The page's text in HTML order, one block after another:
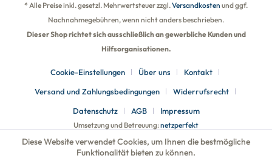
* Alle Preise inkl. gesetzl. Mehrwertsteuer zzgl.Versandkosten und ggf.
Nachnahmegebühren, wenn nicht anders beschrieben.
Dieser Shop richtet sich ausschließlich an gewerbliche Kunden und
Hilfsorganisationen.
Cookie-Einstellungen Über uns
Kontakt
Versand und Zahlungsbedingungen
Widerrufsrecht
Datenschutz
AGB Impressum
Umsetzung und Betreuung:netzperfekt
Diese Website verwendet Cookies, um Ihnen die bestmögliche
Funktionalität bieten zu können.